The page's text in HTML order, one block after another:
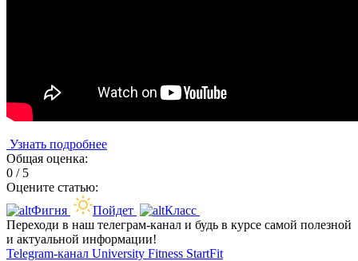
Узнать подробнее
Общая оценка:
0 / 5
Оцените статью:
Фигня
Пойдет
Класс
Переходи в наш телеграм-канал и будь в курсе самой полезной
и актуальной информации!
Telegram-канал University Fitness StartFit